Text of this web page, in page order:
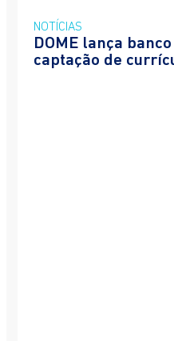
NOTÍCIAS
DOME lança
captação de